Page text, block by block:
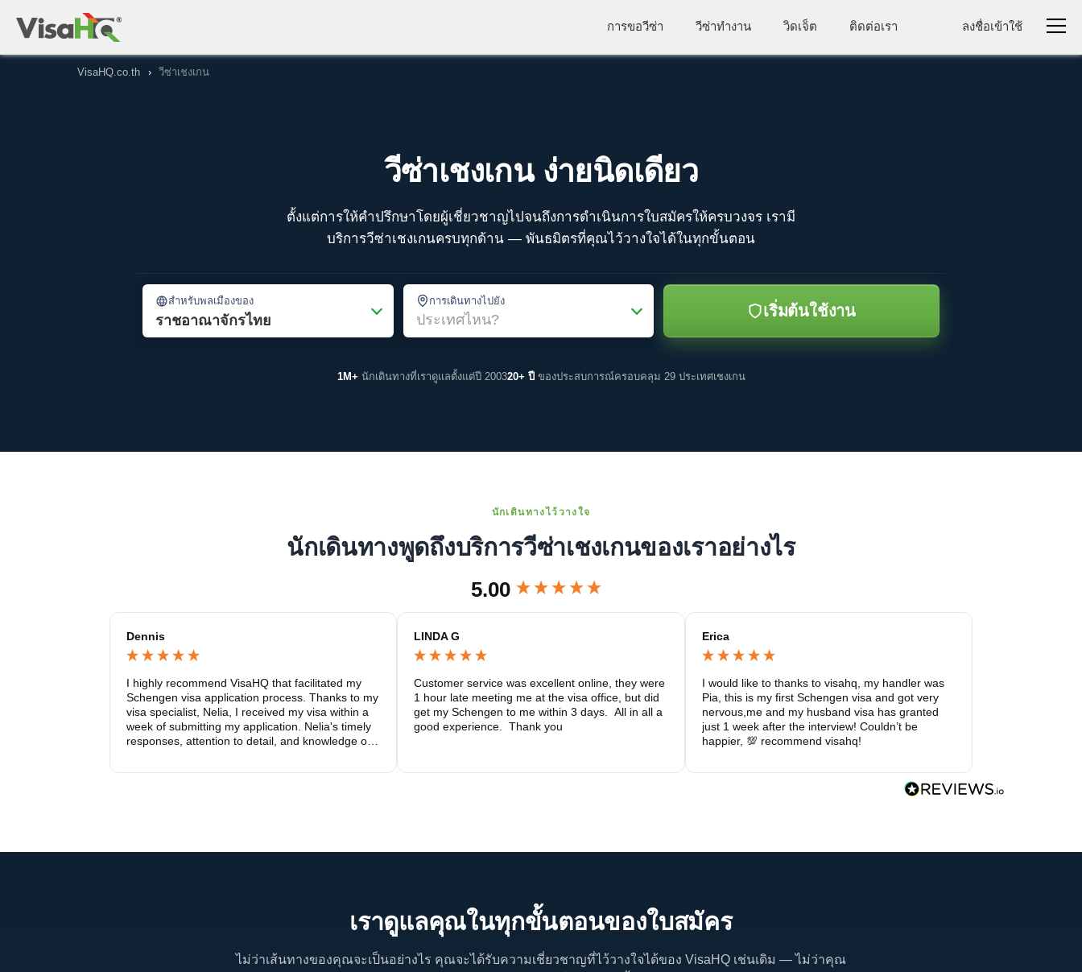
การขอวีซ่า วีซ่าทำงาน วิดเจ็ต ติดต่อเรา ลงชื่อเข้าใช้
VisaHQ.co.th › วีซ่าเชงเกน
วีซ่าเชงเกน ง่ายนิดเดียว
ตั้งแต่การให้คำปรึกษาโดยผู้เชี่ยวชาญไปจนถึงการดำเนินการใบสมัครให้ครบวงจร เรามี
บริการวีซ่าเชงเกนครบทุกด้าน — พันธมิตรที่คุณไว้วางใจได้ในทุกขั้นตอน
สำหรับพลเมืองของ
ราชอาณาจักรไทย
การเดินทางไปยัง
ประเทศไหน? เริ่มต้นใช้งาน
1M+ นักเดินทางที่เราดูแลตั้งแต่ปี 200320+ ปี ของประสบการณ์ครอบคลุม 29 ประเทศเชงเกน
นักเดินทางไว้วางใจ
นักเดินทางพูดถึงบริการวีซ่าเชงเกนของเราอย่างไร
5.00
Dennis
I highly recommend VisaHQ that facilitated my
Schengen visa application process. Thanks to my
visa specialist, Nelia, I received my visa within a
week of submitting my application. Nelia's timely
responses, attention to detail, and knowledge of
process smooth and stress-free. She was always
LINDA G
Customer service was excellent online, they were
1 hour late meeting me at the visa office, but did
get my Schengen to me within 3 days.  All in all a
good experience.  Thank you
Erica
I would like to thanks to visahq, my handler was
Pia, this is my first Schengen visa and got very
nervous,me and my husband visa has granted
just 1 week after the interview! Couldn’t be
happier, 💯 recommend visahq!
เราดูแลคุณในทุกขั้นตอนของใบสมัคร
ไม่ว่าเส้นทางของคุณจะเป็นอย่างไร คุณจะได้รับความเชี่ยวชาญที่ไว้วางใจได้ของ VisaHQ เช่นเดิม — ไม่ว่าคุณ